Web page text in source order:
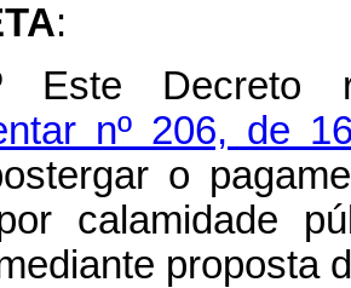
:
Este Decreto
nº 206, de
o
calamidade
proposta